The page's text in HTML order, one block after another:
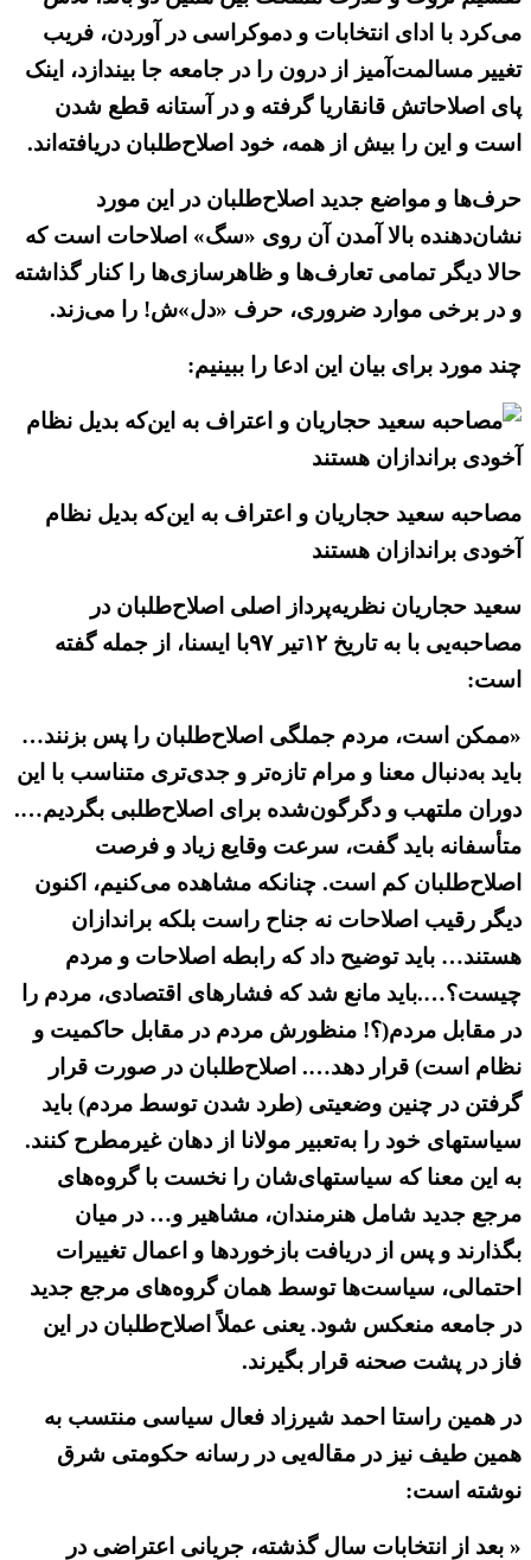
می‌کرد با ادای انتخابات و دموکراسی در آوردن، فریب
تغییر مسالمت‌آمیز از درون را در جامعه جا بیندازد، اینک
پای اصلاحاتش قانقاریا گرفته و در آستانه قطع شدن
است و این را بیش از همه، خود اصلاح‌طلبان دریافته‌اند.
حرف‌ها و مواضع جدید اصلاح‌طلبان در این مورد
نشان‌دهنده بالا آمدن آن روی «سگ» اصلاحات است که
حالا دیگر تمامی تعارف‌ها و ظاهرسازی‌ها را کنار گذاشته
و در برخی موارد ضروری، حرف «دل»ش! را می‌زند.
چند مورد برای بیان این ادعا را ببینیم:
مصاحبه سعید حجاریان و اعتراف به این‌که بدیل نظام
آخودی براندازان هستند
سعید حجاریان نظریه‌پرداز اصلی اصلاح‌طلبان در
مصاحبه‌یی با به تاریخ ۱۲تیر ۹۷با ایسنا، از جمله گفته
است:
«ممکن است، مردم جملگی اصلاح‌طلبان را پس بزنند…
باید به‌دنبال معنا و مرام تازه‌تر و جدی‌تری متناسب با این
دوران ملتهب و دگرگون‌شده برای اصلاح‌طلبی بگردیم….
متأسفانه باید گفت، سرعت وقایع زیاد و فرصت
اصلاح‌طلبان کم است. چنانکه مشاهده می‌کنیم، اکنون
دیگر رقیب اصلاحات نه جناح راست بلکه براندازان
هستند… باید توضیح داد که رابطه اصلاحات و مردم
چیست؟….باید مانع شد که فشارهای اقتصادی، مردم را
در مقابل مردم(؟! منظورش مردم در مقابل حاکمیت و
نظام است) قرار دهد…. اصلاح‌طلبان در صورت قرار
گرفتن در چنین وضعیتی (طرد شدن توسط مردم) باید
سیاستهای خود را به‌تعبیر مولانا از دهان غیرمطرح کنند.
به این معنا که سیاستهای‌شان را نخست با گروه‌های
مرجع جدید شامل هنرمندان، مشاهیر و… در میان
بگذارند و پس از دریافت بازخوردها و اعمال تغییرات
احتمالی، سیاست‌ها توسط همان گروه‌های مرجع جدید
در جامعه منعکس شود. یعنی عملاً اصلاح‌طلبان در این
فاز در پشت صحنه قرار بگیرند.
در همین راستا احمد شیرزاد فعال سیاسی منتسب به
همین طیف نیز در مقاله‌یی در رسانه حکومتی شرق
نوشته است:
« بعد از انتخابات سال گذشته، جریانی اعتراضی در